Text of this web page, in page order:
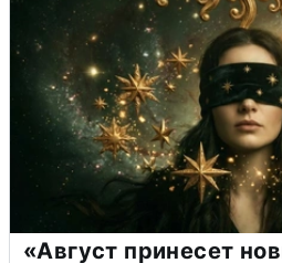
«Август принесет